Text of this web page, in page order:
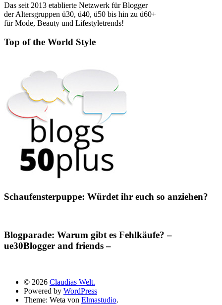
Das seit 2013 etablierte Netzwerk für Blogger
der Altersgruppen ü30, ü40, ü50 bis hin zu ü60+
für Mode, Beauty und Lifestyletrends!
Top of the World Style
Schaufensterpuppe: Würdet ihr euch so anziehen?
Blogparade: Warum gibt es Fehlkäufe? –
ue30Blogger and friends –
© 2026 Claudias Welt.
Powered by WordPress
Theme: Weta von Elmastudio.